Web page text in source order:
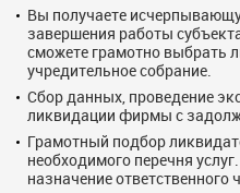
Вы получаете
завершения работы
сможете грамотно выбрать
учредительное собрание.
Сбор данных, проведение
ликвидации фирмы с
Грамотный подбор
необходимого перечня
назначение ответственного